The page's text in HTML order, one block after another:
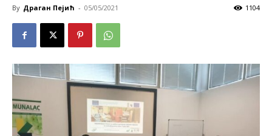
By Драган Пејић - 05/05/2021 1104